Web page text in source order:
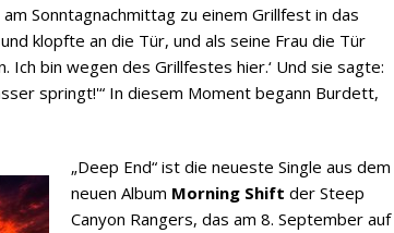
Sonntagnachmittag zu einem Grillfest in das
klopfte an die Tür, und als seine Frau die Tür
Ich bin wegen des Grillfestes hier.‘ Und sie sagte:
springt!'“ In diesem Moment begann Burdett,
„Deep End“ ist die neueste Single aus dem
neuen Album Morning Shift der Steep
Canyon Rangers, das am 8. September auf